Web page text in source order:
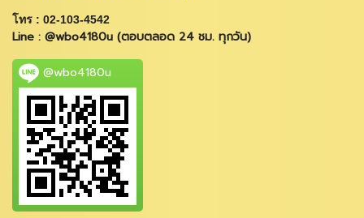
โทร : 02-103-4542
Line : @wbo4180u (ตอบตลอด 24 ชม. ทุกวัน)
@wbo4180u